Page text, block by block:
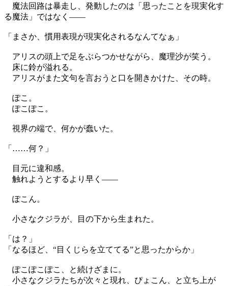
魔法回路は暴走し、発動したのは「思ったことを現実化す
る魔法」ではなく——
「まさか、慣用表現が現実化されるなんてなぁ」
アリスの頭上で足をぶらつかせながら、魔理沙が笑う。
床に鈴が溢れる。
アリスがまた文句を言おうと口を開きかけた、その時。
ぽこ。
ぽこぽこ。
視界の端で、何かが蠢いた。
「……何？」
目元に違和感。
触れようとするより早く——
ぽこん。
小さなクジラが、目の下から生まれた。
「は？」
「なるほど、“目くじらを立ててる”と思ったからか」
ぽこぽこぽこ、と続けざまに。
小さなクジラたちが次々と現れ、ぴょこん、と立ち上が